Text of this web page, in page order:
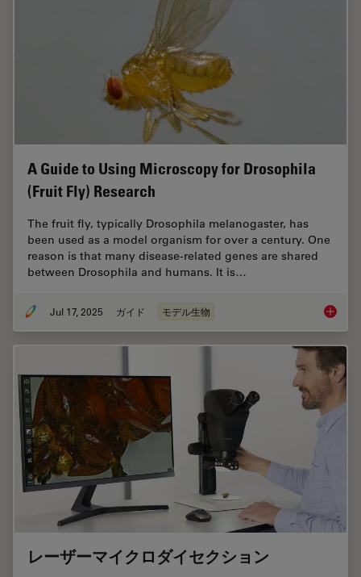
A Guide to Using Microscopy for Drosophila
(Fruit Fly) Research
The fruit fly, typically Drosophila melanogaster, has
been used as a model organism for over a century. One
reason is that many disease-related genes are shared
between Drosophila and humans. It is…
Jul 17, 2025 ガイド モデル生物 A
レーザーマイクロダイセクション